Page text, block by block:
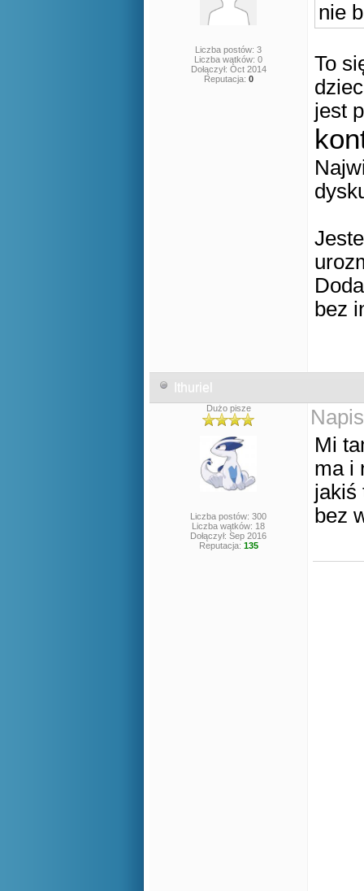
Liczba postów: 3
Liczba wątków: 0
Dołączył: Oct 2014
Reputacja: 0
nie
To
jest
bez
Ithuriel
Dużo pisze
Liczba postów: 300
Liczba wątków: 18
Dołączył: Sep 2016
Reputacja: 135
Mi
ma i
jakiś
bez